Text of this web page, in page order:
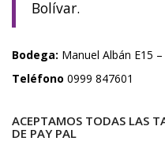
Bolívar.
Bodega: Manuel Albán E15
Teléfono 0999 847601
ACEPTAMOS TODAS LAS
DE PAY PAL